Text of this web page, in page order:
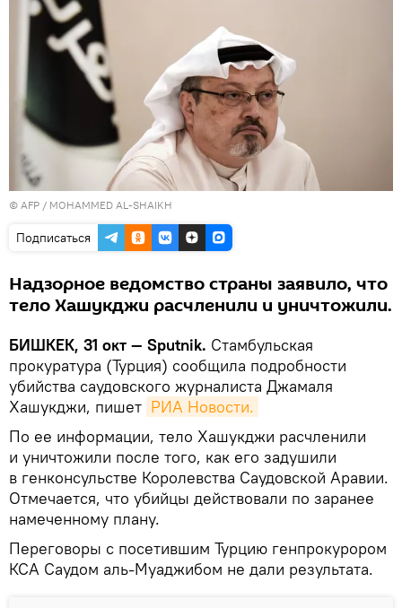
© AFP / MOHAMMED AL-SHAIKH
Подписаться
Надзорное ведомство страны заявило, что
тело Хашукджи расчленили и уничтожили.
БИШКЕК, 31 окт — Sputnik. Стамбульская
прокуратура (Турция) сообщила подробности
убийства саудовского журналиста Джамаля
Хашукджи, пишет РИА Новости.
По ее информации, тело Хашукджи расчленили
и уничтожили после того, как его задушили
в генконсульстве Королевства Саудовской Аравии.
Отмечается, что убийцы действовали по заранее
намеченному плану.
Переговоры с посетившим Турцию генпрокурором
КСА Саудом аль-Муаджибом не дали результата.